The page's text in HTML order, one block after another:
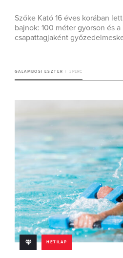
Szőke Kató 16 éves korában
bajnok: 100 méter gyorson és
csapattagjaként
GALAMBOSI ESZTER 3 PERC
HETILAP